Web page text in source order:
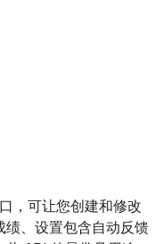
，可让您创建和修改
绩、设置包含自动反馈